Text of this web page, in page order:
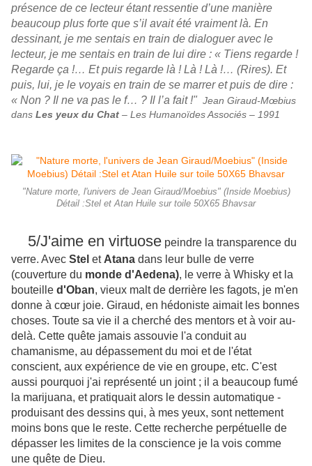
présence de ce lecteur étant ressentie d’une manière
beaucoup plus forte que s’il avait été vraiment là. En
dessinant, je me sentais en train de dialoguer avec le
lecteur, je me sentais en train de lui dire : « Tiens regarde !
Regarde ça !… Et puis regarde là ! Là ! Là !… (Rires). Et
puis, lui, je le voyais en train de se marrer et puis de dire :
« Non ? Il ne va pas le f… ? Il l’a fait !" Jean Giraud-Mœbius
dans Les yeux du Chat – Les Humanoïdes Associés – 1991
"Nature morte, l'univers de Jean Giraud/Moebius" (Inside Moebius)
Détail :Stel et Atan Huile sur toile 50X65 Bhavsar
5/J'aime en virtuose peindre la transparence du
verre. Avec Stel et Atana dans leur bulle de verre
(couverture du monde d'Aedena), le verre à Whisky et la
bouteille d'Oban, vieux malt de derrière les fagots, je m'en
donne à cœur joie. Giraud, en hédoniste aimait les bonnes
choses. Toute sa vie il a cherché des mentors et à voir au-
delà. Cette quête jamais assouvie l'a conduit au
chamanisme, au dépassement du moi et de l'état
conscient, aux expérience de vie en groupe, etc. C'est
aussi pourquoi j'ai représenté un joint ; il a beaucoup fumé
la marijuana, et pratiquait alors le dessin automatique -
produisant des dessins qui, à mes yeux, sont nettement
moins bons que le reste. Cette recherche perpétuelle de
dépasser les limites de la conscience je la vois comme
une quête de Dieu.